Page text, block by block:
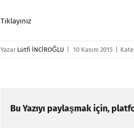
Tıklayınız
Yazar Lütfi İNCİROĞLU 10 Kasım 2015
Bu Yazıyı paylaşmak için,